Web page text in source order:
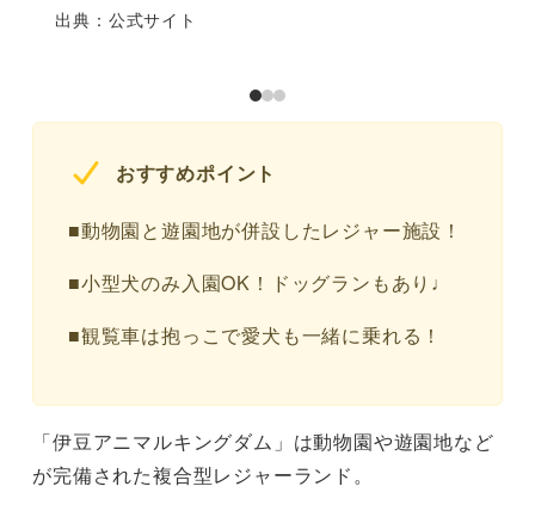
出典：公式サイト
おすすめポイント
■動物園と遊園地が併設したレジャー施設！
■小型犬のみ入園OK！ドッグランもあり♩
■観覧車は抱っこで愛犬も一緒に乗れる！
「伊豆アニマルキングダム」は動物園や遊園地など
が完備された複合型レジャーランド。